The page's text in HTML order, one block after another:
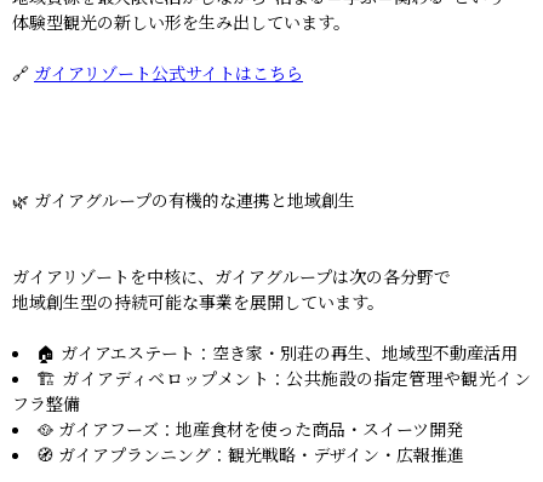
体験型観光の新しい形を生み出しています。
🔗 ガイアリゾート公式サイトはこちら
🌿 ガイアグループの有機的な連携と地域創生
ガイアリゾートを中核に、ガイアグループは次の各分野で
地域創生型の持続可能な事業を展開しています。
🏠 ガイアエステート：空き家・別荘の再生、地域型不動産活用
🏗️ ガイアディベロップメント：公共施設の指定管理や観光イン
フラ整備
🥘 ガイアフーズ：地産食材を使った商品・スイーツ開発
🧭 ガイアプランニング：観光戦略・デザイン・広報推進